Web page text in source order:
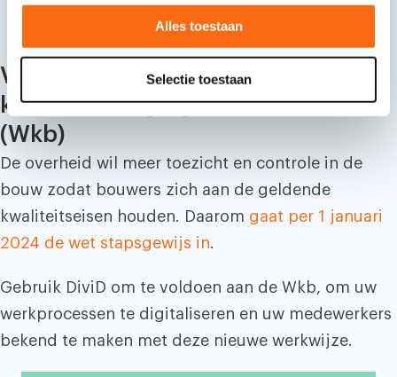
t
i
e
Alles toestaan
Selectie toestaan
Voldoe aan de Wet
kwaliteitsborging voor het bouwen
(Wkb)
De overheid wil meer toezicht en controle in de
bouw zodat bouwers zich aan de geldende
kwaliteitseisen houden. Daarom gaat per 1 januari
2024 de wet stapsgewijs in.
Gebruik DiviD om te voldoen aan de Wkb, om uw
werkprocessen te digitaliseren en uw medewerkers
bekend te maken met deze nieuwe werkwijze.